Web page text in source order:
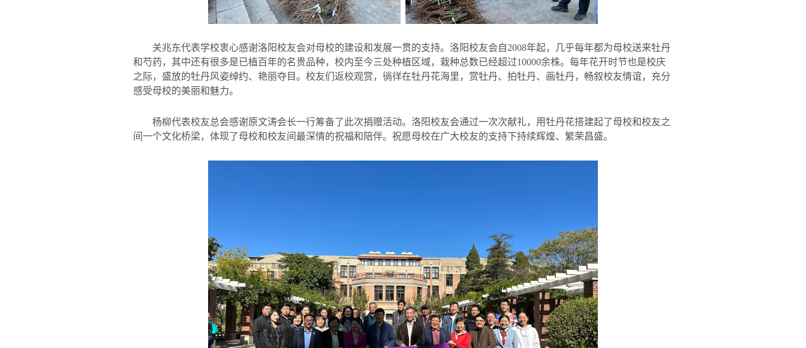
关兆东代表学校衷心感谢洛阳校友会对母校的建设和发展一贯的支持。洛阳校友会自2008年起，几乎每年都为母校送来牡丹
和芍药，其中还有很多是已植百年的名贵品种，校内至今三处种植区域，栽种总数已经超过10000余株。每年花开时节也是校庆
之际，盛放的牡丹风姿绰约、艳丽夺目。校友们返校观赏，徜徉在牡丹花海里，赏牡丹、拍牡丹、画牡丹，畅叙校友情谊，充分
感受母校的美丽和魅力。
杨柳代表校友总会感谢原文涛会长一行筹备了此次捐赠活动。洛阳校友会通过一次次献礼，用牡丹花搭建起了母校和校友之
间一个文化桥梁，体现了母校和校友间最深情的祝福和陪伴。祝愿母校在广大校友的支持下持续辉煌、繁荣昌盛。